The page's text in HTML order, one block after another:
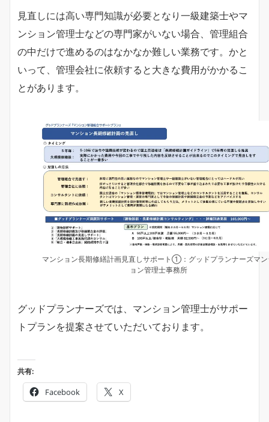
見直しには高い専門知識が必要となり一級建築士やマ
ンション管理士などの専門家がいない場合、管理組合
の中だけで進めるのはなかなか難しい業務です。かと
いって、管理会社に依頼すると大きな費用がかかるこ
とがあります。
マンション長期修繕計画見直しサポート①：グッドプランナーズマン
ョン管理士事務所
グッドプランナーズでは、マンション管理士がサポー
トプランを提案させていただいております。
共有:
Facebook X